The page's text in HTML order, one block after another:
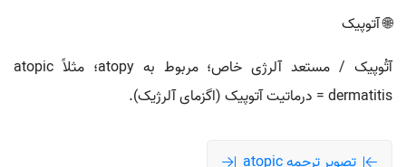
🌐 آتوپیک
آتُوپیک / مستعد آلرژی خاص؛ مربوط به atopy؛ مثلاً atopic
dermatitis = درماتیت آتوپیک (اگزمای آلرژیک).